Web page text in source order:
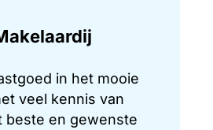
in het mooie
veel kennis van
beste en gewenste